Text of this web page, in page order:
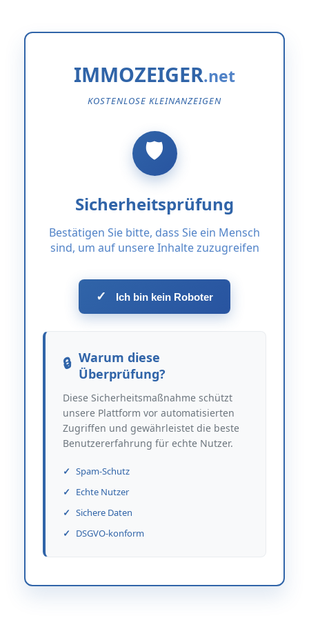
IMMOZEIGER
KOSTENLOSE KLEINANZEIGEN
Sicherheitsprüfung
Bestätigen Sie bitte, dass Sie ein Mensch
sind, um auf unsere Inhalte zuzugreifen
✓ Ich bin kein Roboter
Warum diese
Überprüfung?
Diese Sicherheitsmaßnahme schützt
unsere Plattform vor automatisierten
Zugriffen und gewährleistet die beste
Benutzererfahrung für echte Nutzer.
Spam-Schutz
Echte Nutzer
Sichere Daten
DSGVO-konform